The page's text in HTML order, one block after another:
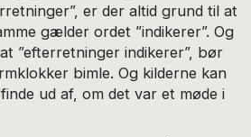
er der altid grund til at
gælder ordet ”indikerer”. Og
”efterretninger indikerer”, bør
bimle. Og kilderne kan
ud af, om det var et møde i